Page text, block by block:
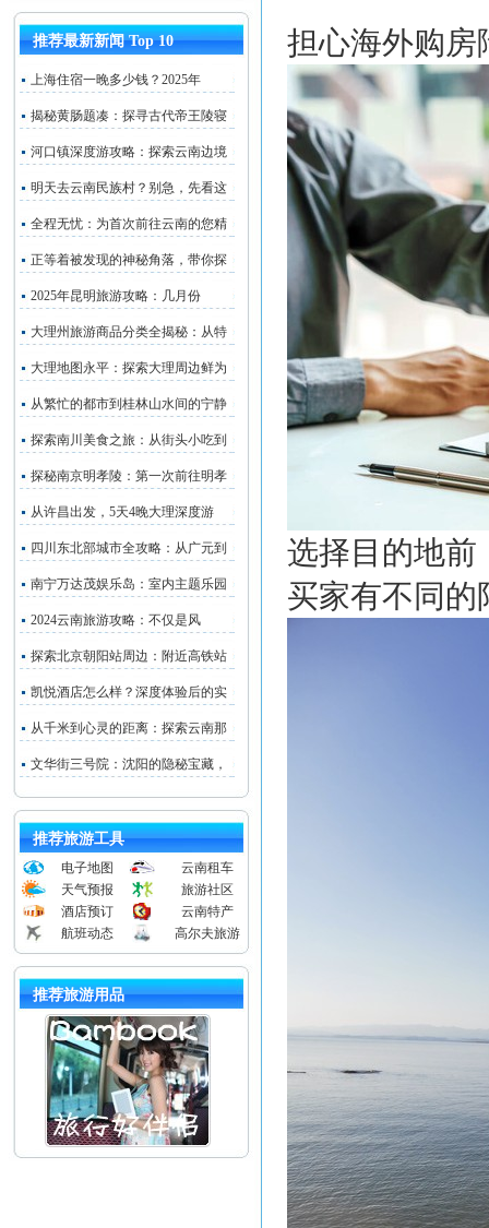
推荐最新新闻 Top 10
上海住宿一晚多少钱？2025年
揭秘黄肠题凑：探寻古代帝王陵寝
河口镇深度游攻略：探索云南边境
明天去云南民族村？别急，先看这
全程无忧：为首次前往云南的您精
正等着被发现的神秘角落，带你探
2025年昆明旅游攻略：几月份
大理州旅游商品分类全揭秘：从特
大理地图永平：探索大理周边鲜为
从繁忙的都市到桂林山水间的宁静
探索南川美食之旅：从街头小吃到
探秘南京明孝陵：第一次前往明孝
从许昌出发，5天4晚大理深度游
四川东北部城市全攻略：从广元到
南宁万达茂娱乐岛：室内主题乐园
2024云南旅游攻略：不仅是风
探索北京朝阳站周边：附近高铁站
凯悦酒店怎么样？深度体验后的实
从千米到心灵的距离：探索云南那
文华街三号院：沈阳的隐秘宝藏，
推荐旅游工具
电子地图
云南租车
天气预报
旅游社区
酒店预订
云南特产
航班动态
高尔夫旅游
推荐旅游用品
担心海外购房
选择目的地前
买家有不同的